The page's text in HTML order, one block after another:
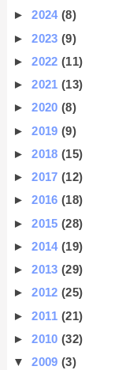
►2024(8)
►2023(9)
►2022(11)
►2021(13)
►2020(8)
►2019(9)
►2018(15)
►2017(12)
►2016(18)
►2015(28)
►2014(19)
►2013(29)
►2012(25)
►2011(21)
►2010(32)
▼2009(3)